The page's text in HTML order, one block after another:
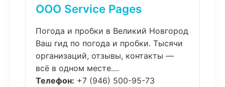
ООО Service Pages
Погода и пробки в Великий Новгород
Ваш гид по погода и пробки. Тысячи
организаций, отзывы, контакты —
всё в одном месте....
Телефон: +7 (946) 500-95-73